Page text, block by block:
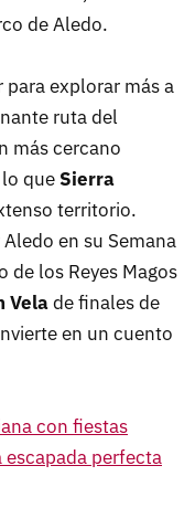
de Aledo.
para explorar más a
ruta del
más cercano
que Sierra
territorio.
en su Semana
de los Reyes Magos
Velade finales de
en un cuento
con fiestas
perfecta